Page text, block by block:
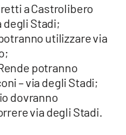
a Castrolibero
degli Stadi;
utilizzare via
potranno
– via degli Stadi;
dovranno
via degli Stadi.